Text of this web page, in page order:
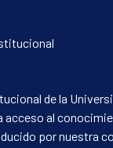
de la
acceso al
por nuestra